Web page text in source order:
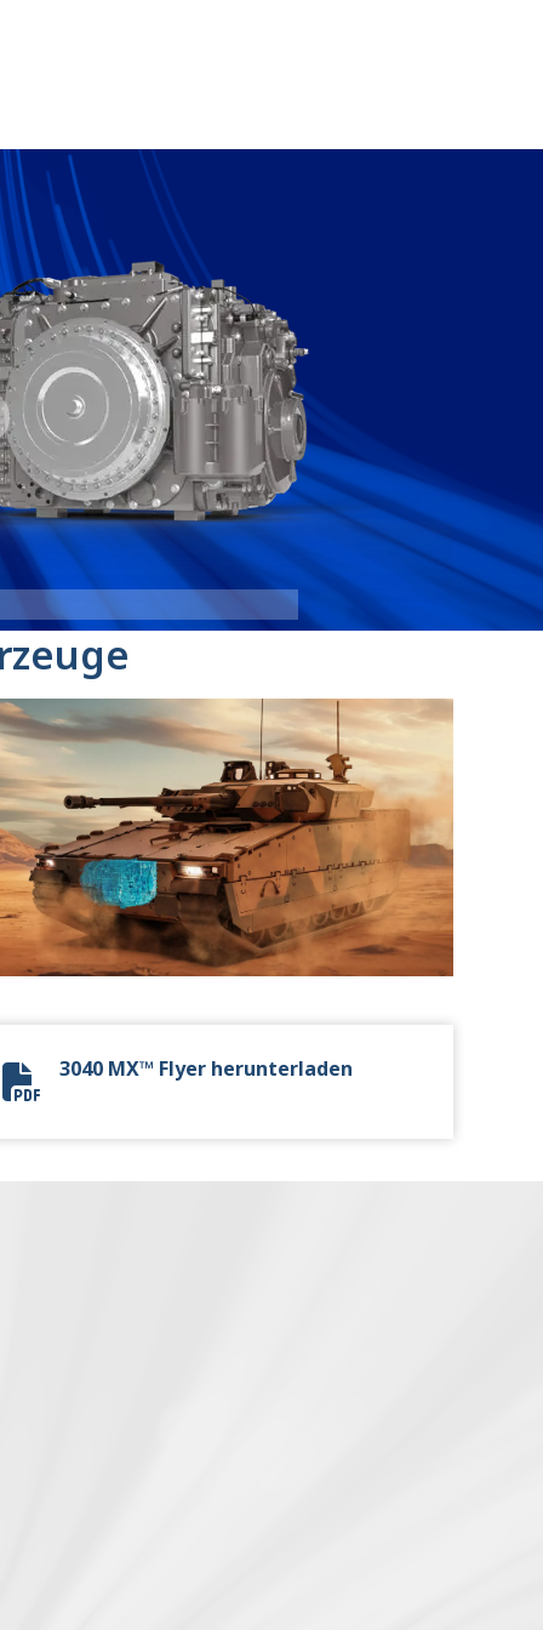
3040MX Defense Flyer
3040 MX™ Flyer herunterladen